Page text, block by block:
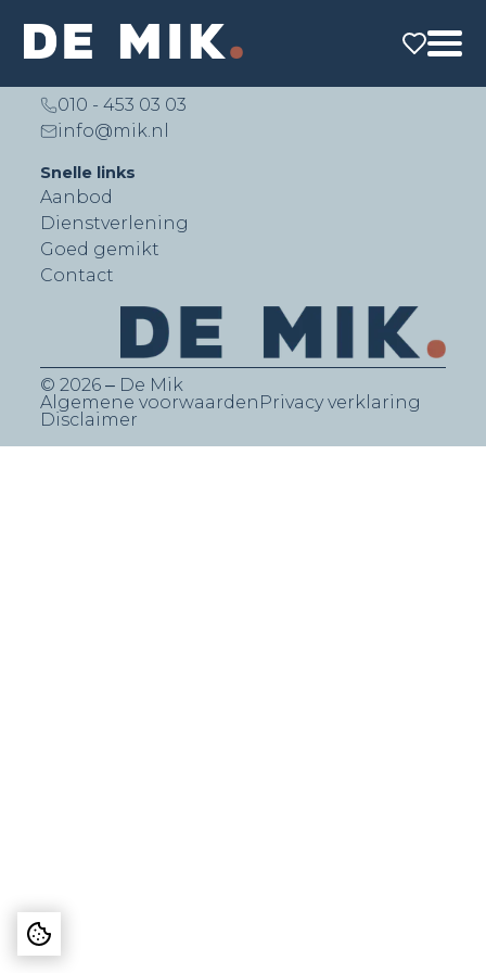
De Mik Real Estate Partners B.V.
Lichtenauerlaan 140 (Brainpark II)
010 - 453 03 03
info@mik.nl
Snelle links
Aanbod
Dienstverlening
Goed gemikt
Contact
© 2026 ‒ De Mik
Algemene voorwaarden Privacy verklaring
Disclaimer